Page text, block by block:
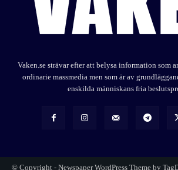
Vaken.se strävar efter att belysa information som
ordinarie massmedia men som är av
enskilda människans fria
© Copyright - Newspaper WordPress Theme by